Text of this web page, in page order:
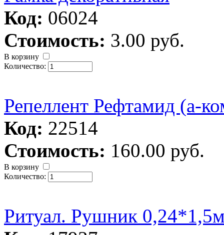
Код: 06024
Стоимость: 3.00 руб.
В корзину
Количество:
Репеллент Рефтамид (а-
Код: 22514
Стоимость: 160.00 руб.
В корзину
Количество:
Ритуал. Рушник